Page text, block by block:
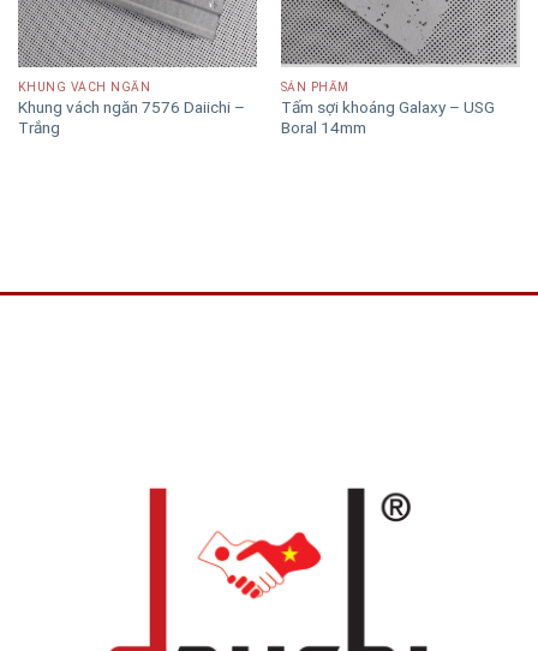
KHUNG VÁCH NGĂN
Khung vách ngăn 7576 Daiichi –
Trắng
SẢN PHẨM
Tấm sợi khoáng Galaxy – USG
Boral 14mm